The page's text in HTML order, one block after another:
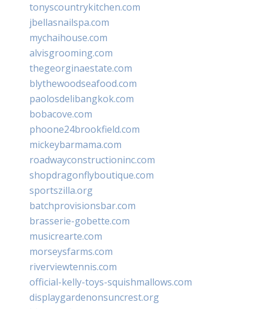
tonyscountrykitchen.com
jbellasnailspa.com
mychaihouse.com
alvisgrooming.com
thegeorginaestate.com
blythewoodseafood.com
paolosdelibangkok.com
bobacove.com
phoone24brookfield.com
mickeybarmama.com
roadwayconstructioninc.com
shopdragonflyboutique.com
sportszilla.org
batchprovisionsbar.com
brasserie-gobette.com
musicrearte.com
morseysfarms.com
riverviewtennis.com
official-kelly-toys-squishmallows.com
displaygardenonsuncrest.org